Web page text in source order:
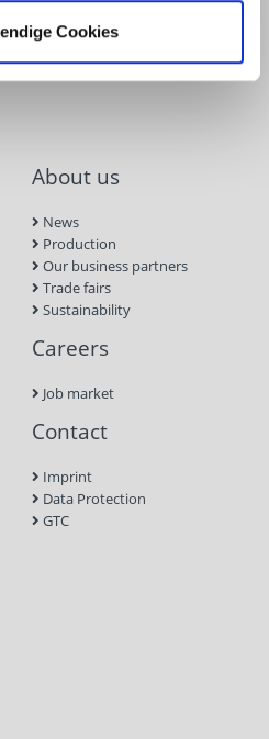
Cookies
Screw Finder
About us
News
Production
Our business partners
Trade fairs
Sustainability
Careers
Job market
Contact
Imprint
Data Protection
GTC